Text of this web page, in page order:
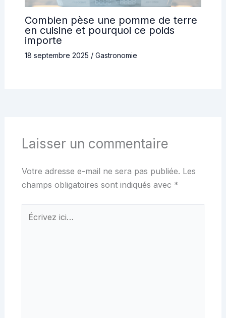
Combien pèse une pomme de terre
en cuisine et pourquoi ce poids
importe
18 septembre 2025 / Gastronomie
Laisser un commentaire
Votre adresse e-mail ne sera pas publiée. Les
champs obligatoires sont indiqués avec *
Écrivez
ici…